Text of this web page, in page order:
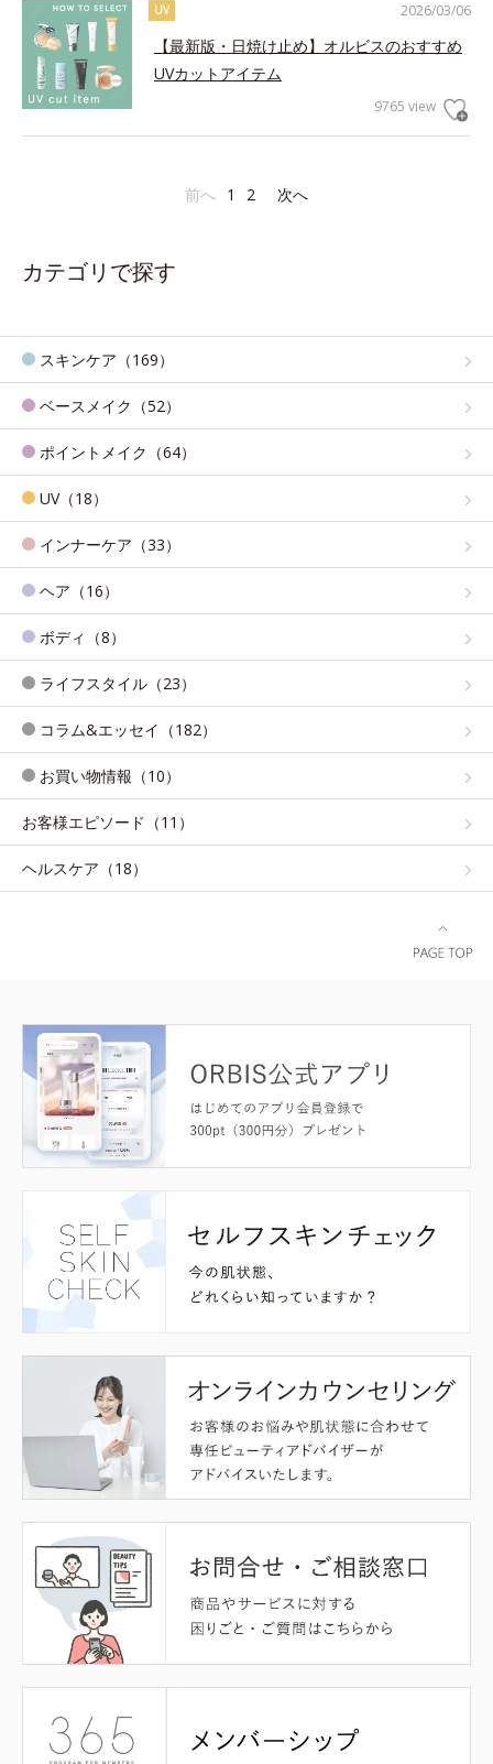
2026/03/06
UV
【最新版・日焼け止め】オルビスのおすすめ
UVカットアイテム
9765 view
前へ 1 2 次へ
カテゴリで探す
スキンケア（169）
ベースメイク（52）
ポイントメイク（64）
UV（18）
インナーケア（33）
ヘア（16）
ボディ（8）
ライフスタイル（23）
コラム&エッセイ（182）
お買い物情報（10）
お客様エピソード（11）
ヘルスケア（18）